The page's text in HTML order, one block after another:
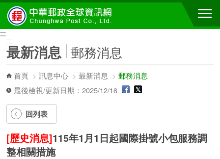
跳到主要內容區塊
:::
最新消息 郵務消息
首頁 >訊息中心 >最新消息 >郵務消息
最後檢視/更新日期：2025/12/16
回列表
[歷史消息]115年1月1日起國際掛號小包服務調
整相關措施